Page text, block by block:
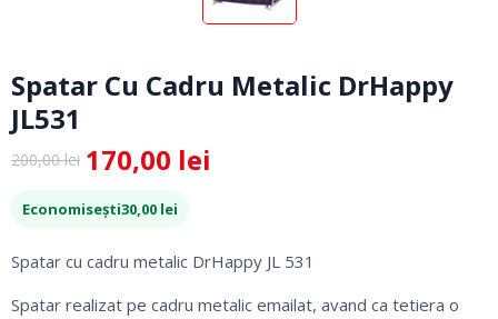
Spatar Cu Cadru Metalic DrHappy
JL531
200,00lei
Prețul
inițial
a
fost:
200,00 lei.
170,00 lei
Prețul
curent
este:
170,00 lei.
Economisești30,00 lei
Spatar cu cadru metalic DrHappy JL 531
Spatar realizat pe cadru metalic emailat, avand ca tetiera o